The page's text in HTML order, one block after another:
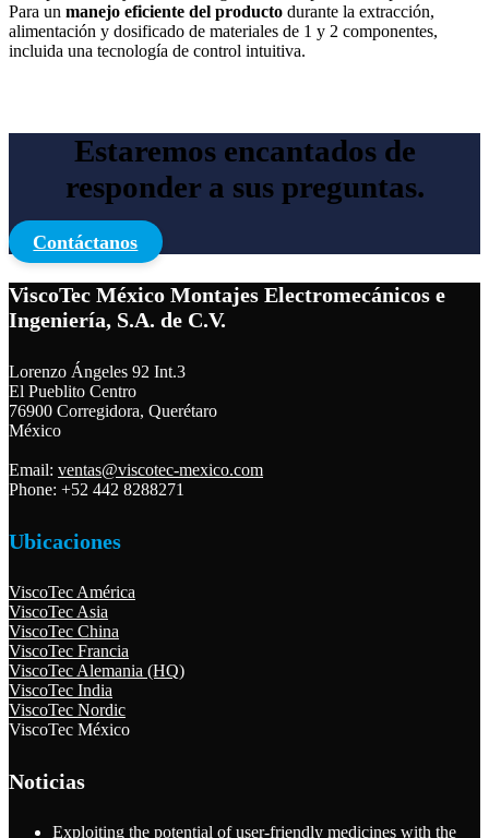
Para un manejo eficiente del producto durante la extracción,
alimentación y dosificado de materiales de 1 y 2 componentes,
incluida una tecnología de control intuitiva.
Estaremos encantados de
responder a sus preguntas.
Contáctanos
ViscoTec México Montajes Electromecánicos e
Ingeniería, S.A. de C.V.
Lorenzo Ángeles 92 Int.3
El Pueblito Centro
76900 Corregidora, Querétaro
México
Email: ventas@viscotec-mexico.com
Phone: +52 442 8288271
Ubicaciones
ViscoTec América
ViscoTec Asia
ViscoTec China
ViscoTec Francia
ViscoTec Alemania (HQ)
ViscoTec India
ViscoTec Nordic
ViscoTec México
Noticias
Exploiting the potential of user-friendly medicines with the